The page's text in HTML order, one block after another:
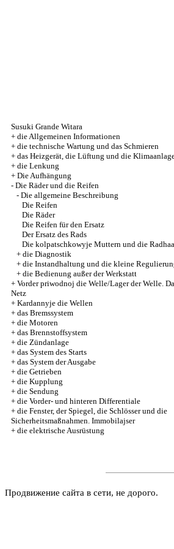
Susuki Grande Witara
+ die Allgemeinen Informationen
+ die technische Wartung und das Schmieren
+ das Heizgerät, die Lüftung und die
+ die Lenkung
+ Die Aufhängung
- Die Räder und die Reifen
- Die allgemeine Beschreibung
Die Reifen
Die Räder
Die Reifen für den Ersatz
Der Ersatz des Rads
Die kolpatschkowyje Muttern und die
+ die Diagnostik
+ die Instandhaltung und die kleine
+ die Bedienung außer der Werkstatt
+ Vorder priwodnoj die Welle/Lager der Welle.
Netz
+ Kardannyje die Wellen
+ das Bremssystem
+ die Motoren
+ das Brennstoffsystem
+ die Zündanlage
+ das System des Starts
+ das System der Ausgabe
+ die Getrieben
+ die Kupplung
+ die Sendung
+ die Vorder- und hinteren Differentiale
+ die Fenster, der Spiegel, die Schlösser und die
Sicherheitsmaßnahmen. Immobilajser
+ die elektrische Ausrüstung
Продвижение сайта в сети, не дорого.